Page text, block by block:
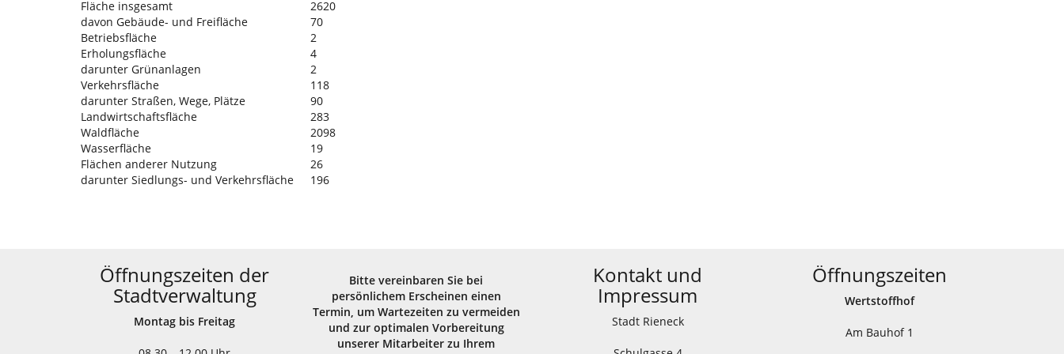
Fläche insgesamt
2620
davon Gebäude- und Freifläche
70
Betriebsfläche
2
Erholungsfläche
4
darunter Grünanlagen
2
Verkehrsfläche
118
darunter Straßen, Wege, Plätze
90
Landwirtschaftsfläche
283
Waldfläche
2098
Wasserfläche
19
Flächen anderer Nutzung
26
darunter Siedlungs- und Verkehrsfläche
196
Öffnungszeiten der
Stadtverwaltung
Montag bis Freitag
Bitte vereinbaren Sie bei
persönlichem Erscheinen einen
Termin, um Wartezeiten zu vermeiden
und zur optimalen Vorbereitung
unserer Mitarbeiter zu Ihrem
Kontakt und
Impressum
Stadt Rieneck
Öffnungszeiten
Wertstoffhof
Am Bauhof 1